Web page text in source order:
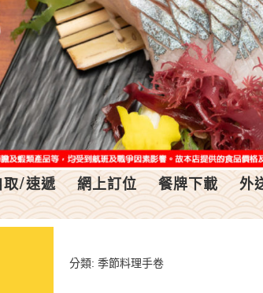
取/速遞 網上訂位 餐牌下載 外
分類: 季節料理手卷